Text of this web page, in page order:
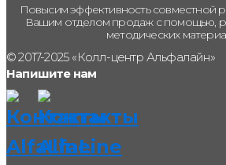
Повысим эффективность совместной
Вашим отделом продаж с помощью,
методических
© 2017-2025 «Колл-центр Альфалайн»
Напишите нам